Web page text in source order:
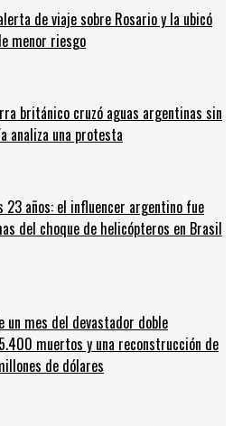
de viaje sobre Rosario y la ubicó
menor riesgo
británico cruzó aguas argentinas sin
analiza una protesta
23 años: el influencer argentino fue
del choque de helicópteros en Brasil
un mes del devastador doble
muertos y una reconstrucción de
de dólares